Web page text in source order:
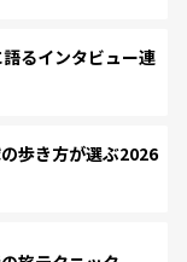
るインタビュー連
歩き方が選ぶ2026